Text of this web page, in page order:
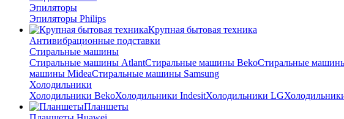
Эпиляторы
Эпиляторы Philips
Крупная бытовая техника
Антивибрационные подставки
Стиральные машины
Стиральные машины AtlantСтиральные машины BekoСтиральные
машины MideaСтиральные машины Samsung
Холодильники
Холодильники BekoХолодильники IndesitХолодильники LG
Планшеты